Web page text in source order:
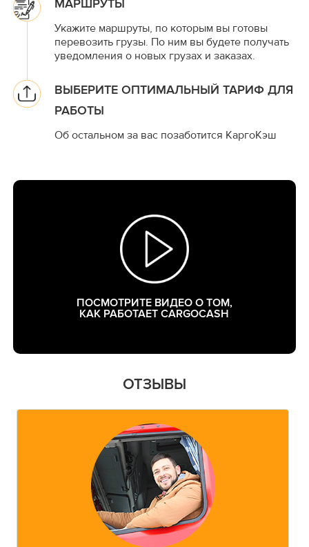
МАРШРУТЫ
Укажите маршруты, по которым вы готовы
перевозить грузы. По ним вы будете получать
уведомления о новых грузах и заказах.
ВЫБЕРИТЕ ОПТИМАЛЬНЫЙ ТАРИФ ДЛЯ
РАБОТЫ
Об остальном за вас позаботится КаргоКэш
ПОСМОТРИТЕ ВИДЕО О ТОМ,
КАК РАБОТАЕТ CARGOCASH
ОТЗЫВЫ